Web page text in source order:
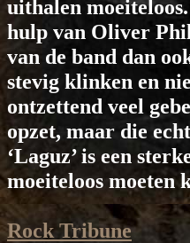
uithalen moeiteloos.
hulp van Oliver
van de band dan
stevig klinken en
ontzettend veel
opzet, maar die
‘Laguz’ is een
moeiteloos moeten
Rock Tribune